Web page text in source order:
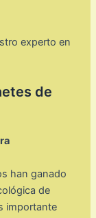
experto en
de
han ganado
de
importante